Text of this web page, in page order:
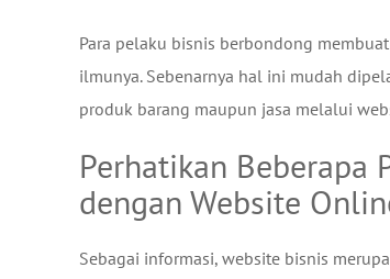
Para pelaku bisnis berbondong
ilmunya. Sebenarnya hal ini mudah
produk barang maupun jasa melalui
Perhatikan Beberapa
dengan Website
Sebagai informasi, website bisnis